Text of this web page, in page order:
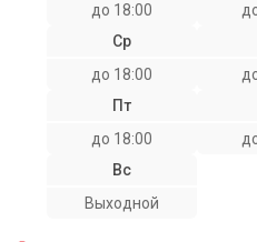
до 18:00
Ср
до 18:00
Пт
до 18:00
Вс
Выходной